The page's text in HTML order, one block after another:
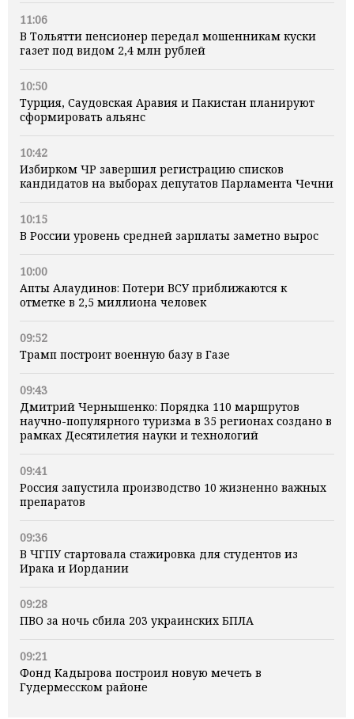
11:06
В Тольятти пенсионер передал мошенникам куски
газет под видом 2,4 млн рублей
10:50
Турция, Саудовская Аравия и Пакистан планируют
сформировать альянс
10:42
Избирком ЧР завершил регистрацию списков
кандидатов на выборах депутатов Парламента Чечни
10:15
В России уровень средней зарплаты заметно вырос
10:00
Апты Алаудинов: Потери ВСУ приближаются к
отметке в 2,5 миллиона человек
09:52
Трамп построит военную базу в Газе
09:43
Дмитрий Чернышенко: Порядка 110 маршрутов
научно-популярного туризма в 35 регионах создано в
рамках Десятилетия науки и технологий
09:41
Россия запустила производство 10 жизненно важных
препаратов
09:36
В ЧГПУ стартовала стажировка для студентов из
Ирака и Иордании
09:28
ПВО за ночь сбила 203 украинских БПЛА
09:21
Фонд Кадырова построил новую мечеть в
Гудермесском районе